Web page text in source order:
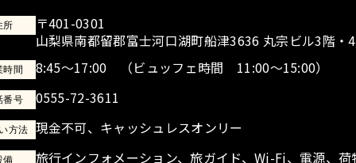
所
〒401-0301
山梨県南都留郡富士河口湖町船津3636 丸宗ビル3階・
時間 8:45～17:00 （ビュッフェ時間 11:00～15:00）
番号 0555-72-3611
方法 現金不可、キャッシュレスオンリー
備 旅行インフォメーション、旅ガイド、Wi-Fi、電源、荷